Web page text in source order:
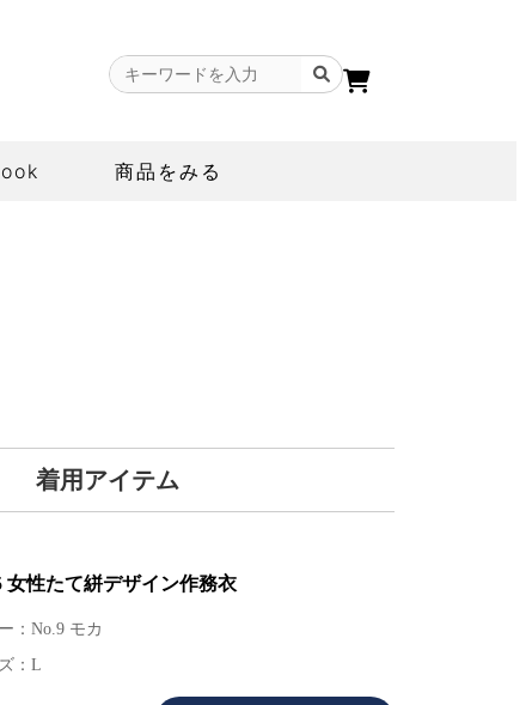
商品をみる
着用アイテム
女性たて絣デザイン作務衣
：No.9 モカ
：L